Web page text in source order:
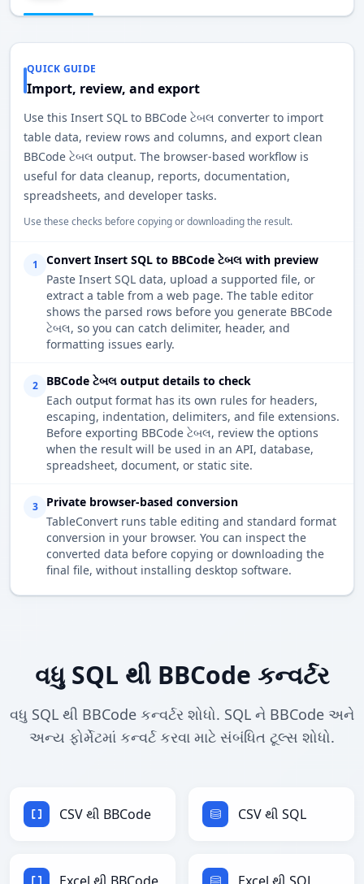
QUICK GUIDE
Import, review, and export
Use this Insert SQL to BBCode ટેબલ converter to import
table data, review rows and columns, and export clean
BBCode ટેબલ output. The browser-based workflow is
useful for data cleanup, reports, documentation,
spreadsheets, and developer tasks.
Use these checks before copying or downloading the result.
1
Convert Insert SQL to BBCode ટેબલ with preview
Paste Insert SQL data, upload a supported file, or
extract a table from a web page. The table editor
shows the parsed rows before you generate BBCode
ટેબલ, so you can catch delimiter, header, and
formatting issues early.
2
BBCode ટેબલ output details to check
Each output format has its own rules for headers,
escaping, indentation, delimiters, and file extensions.
Before exporting BBCode ટેબલ, review the options
when the result will be used in an API, database,
spreadsheet, document, or static site.
3
Private browser-based conversion
TableConvert runs table editing and standard format
conversion in your browser. You can inspect the
converted data before copying or downloading the
final file, without installing desktop software.
વધુ SQL થી BBCode કન્વર્ટર
વધુ SQL થી BBCode કન્વર્ટર શોધો. SQL ને BBCode અને
અન્ય ફોર્મેટમાં કન્વર્ટ કરવા માટે સંબંધિત ટૂલ્સ શોધો.
CSV થી BBCode CSV થી SQL